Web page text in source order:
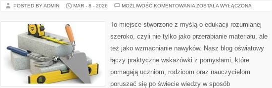
POSTED BY ADMIN MAR - 8 - 2026 MOŻLIWOŚĆ KOMENTOWANIA PRZEDSZKOLA
ZOSTAŁA WYŁĄCZONA
To miejsce stworzone z myślą o edukacji rozumianej
szeroko, czyli nie tylko jako przerabianie materiału, ale
też jako wzmacnianie nawyków. Nasz blog oświatowy
łączy praktyczne wskazówki z pomysłami, które
pomagają uczniom, rodzicom oraz nauczycielom
poruszać się po świecie wiedzy w sposób